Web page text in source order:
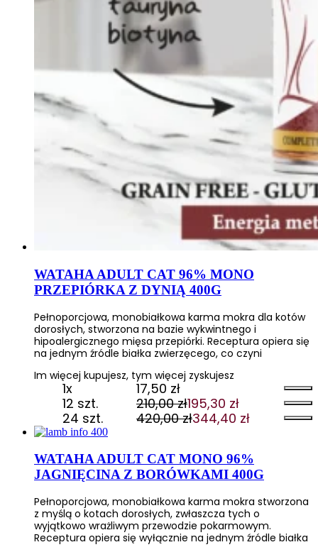
WATAHA ADULT CAT 96% MONO
PRZEPIÓRKA Z DYNIĄ 400G
Pełnoporcjowa, monobiałkowa karma mokra dla kotów
dorosłych, stworzona na bazie wykwintnego i
hipoalergicznego mięsa przepiórki. Receptura opiera się
na jednym źródle białka zwierzęcego, co czyni
Im więcej kupujesz, tym więcej zyskujesz
1x 17,50 zł
12 szt.
210,00zł
Pierwotna
cena
210,00 zł.
195,30 zł
Aktualna
cena
195,30 zł.
24 szt. 420,00zł
Pierwotna
wynosiła:
420,00 zł.
344,40 zł
Aktualna
wynosi:
344,40 zł.
WATAHA ADULT CAT MONO 96%
JAGNIĘCINA Z BORÓWKAMI 400G
Pełnoporcjowa, monobiałkowa karma mokra stworzona
z myślą o kotach dorosłych, zwłaszcza tych o
wyjątkowo wrażliwym przewodzie pokarmowym.
Receptura opiera się wyłącznie na jednym źródle białka